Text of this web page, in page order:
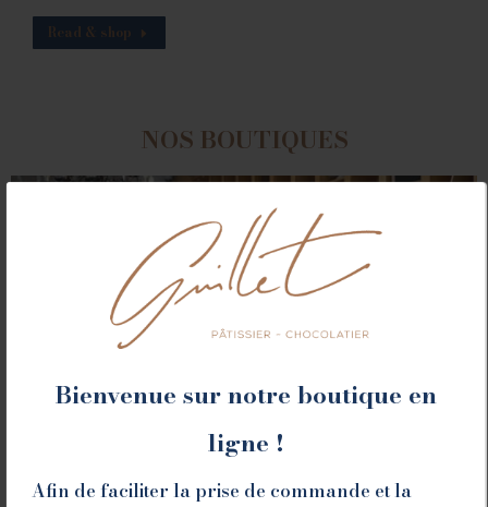
Bienvenue sur notre boutique en
ligne !
Afin de faciliter la prise de commande et la
Read & shop
NOS BOUTIQUES
ROMANS